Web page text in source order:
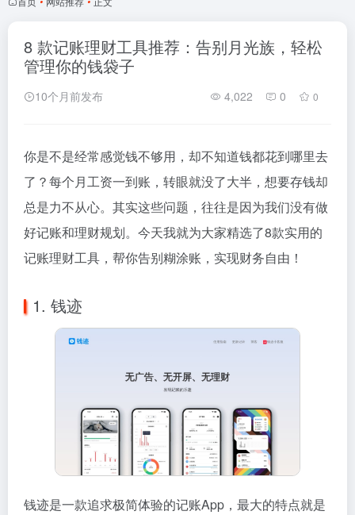
8 款记账理财工具推荐：告别月光族，轻松
管理你的钱袋子
10个月前发布 4,022 0 0
你是不是经常感觉钱不够用，却不知道钱都花到哪里去
了？每个月工资一到账，转眼就没了大半，想要存钱却
总是力不从心。其实这些问题，往往是因为我们没有做
好记账和理财规划。今天我就为大家精选了8款实用的
记账理财工具，帮你告别糊涂账，实现财务自由！
1. 钱迹
钱迹是一款追求极简体验的记账App，最大的特点就是